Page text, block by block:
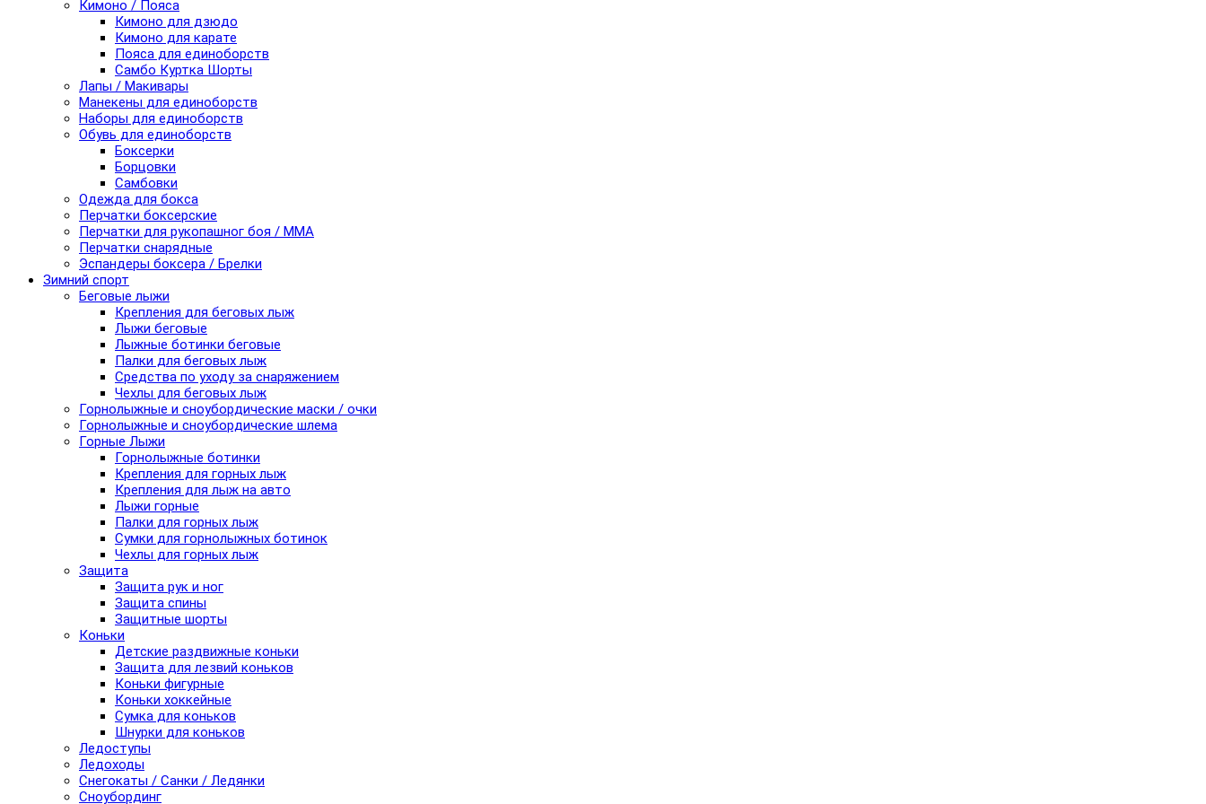
Кимоно / Пояса
Кимоно для дзюдо
Кимоно для карате
Пояса для единоборств
Самбо Куртка Шорты
Лапы / Макивары
Манекены для единоборств
Наборы для единоборств
Обувь для единоборств
Боксерки
Борцовки
Самбовки
Одежда для бокса
Перчатки боксерские
Перчатки для рукопашног боя / ММА
Перчатки снарядные
Эспандеры боксера / Брелки
Зимний спорт
Беговые лыжи
Крепления для беговых лыж
Лыжи беговые
Лыжные ботинки беговые
Палки для беговых лыж
Средства по уходу за снаряжением
Чехлы для беговых лыж
Горнолыжные и сноубордические маски / очки
Горнолыжные и сноубордические шлема
Горные Лыжи
Горнолыжные ботинки
Крепления для горных лыж
Крепления для лыж на авто
Лыжи горные
Палки для горных лыж
Сумки для горнолыжных ботинок
Чехлы для горных лыж
Защита
Защита рук и ног
Защита спины
Защитные шорты
Коньки
Детские раздвижные коньки
Защита для лезвий коньков
Коньки фигурные
Коньки хоккейные
Сумка для коньков
Шнурки для коньков
Ледоступы
Ледоходы
Снегокаты / Санки / Ледянки
Сноубординг